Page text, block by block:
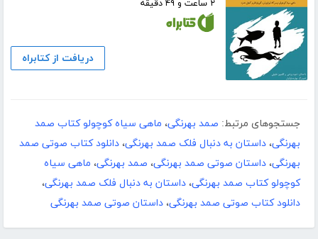
۲ ساعت و ۴۹ دقیقه
دریافت از کتابراه
جستجوهای مرتبط: صمد بهرنگی، ماهی سیاه کوچولو کتاب صمد
بهرنگی، داستان به دنبال فلک صمد بهرنگی، دانلود کتاب صوتی صمد
بهرنگی، داستان صوتی صمد بهرنگی، صمد بهرنگی، ماهی سیاه
کوچولو کتاب صمد بهرنگی، داستان به دنبال فلک صمد بهرنگی،
دانلود کتاب صوتی صمد بهرنگی، داستان صوتی صمد بهرنگی